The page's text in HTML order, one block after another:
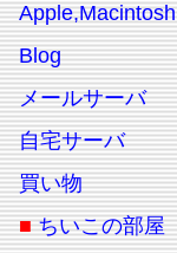
Apple,Macintosh
Blog
メールサーバ
自宅サーバ
買い物
■ ちいこの部屋